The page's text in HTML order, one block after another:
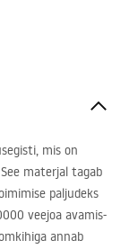
mis on
materjal tagab
paljudeks
veejoa avamis-
annab